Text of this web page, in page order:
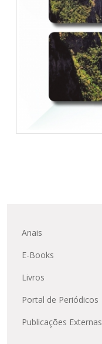
Anais
E-Books
Livros
Portal de Periódicos
Publicações Externas